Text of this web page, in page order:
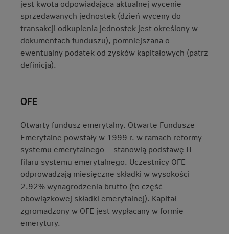
jest kwota odpowiadająca aktualnej wycenie
sprzedawanych jednostek (dzień wyceny do
transakcji odkupienia jednostek jest określony w
dokumentach funduszu), pomniejszana o
ewentualny podatek od zysków kapitałowych (patrz
definicja).
OFE
Otwarty fundusz emerytalny. Otwarte Fundusze
Emerytalne powstały w 1999 r. w ramach reformy
systemu emerytalnego – stanowią podstawę II
filaru systemu emerytalnego. Uczestnicy OFE
odprowadzają miesięczne składki w wysokości
2,92% wynagrodzenia brutto (to część
obowiązkowej składki emerytalnej). Kapitał
zgromadzony w OFE jest wypłacany w formie
emerytury.